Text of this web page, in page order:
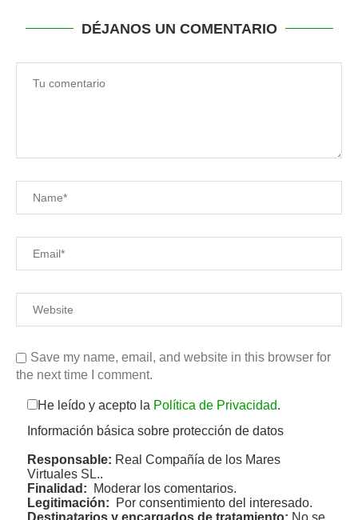
DÉJANOS UN COMENTARIO
Save my name, email, and website in this browser for
the next time I comment.
He leído y acepto la Política de Privacidad.
Información básica sobre protección de datos
Responsable: Real Compañía de los Mares
Virtuales SL..
Finalidad: Moderar los comentarios.
Legitimación: Por consentimiento del interesado.
Destinatarios y encargados de tratamiento: No se